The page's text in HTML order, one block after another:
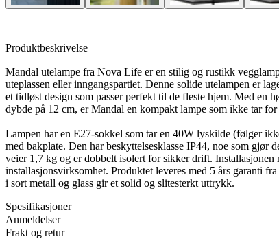
Produktbeskrivelse
Mandal utelampe fra Nova Life er en stilig og rustikk
uteplassen eller inngangspartiet. Denne solide utelampen er
et tidløst design som passer perfekt til de fleste hjem. Med en
dybde på 12 cm, er Mandal en kompakt lampe som ikke tar for
Lampen har en E27-sokkel som tar en 40W lyskilde (følger
med bakplate. Den har beskyttelsesklasse IP44, noe som gjør
veier 1,7 kg og er dobbelt isolert for sikker drift. Installasjonen
installasjonsvirksomhet. Produktet leveres med 5 års garanti
i sort metall og glass gir et solid og slitesterkt uttrykk.
Spesifikasjoner
Anmeldelser
Frakt og retur